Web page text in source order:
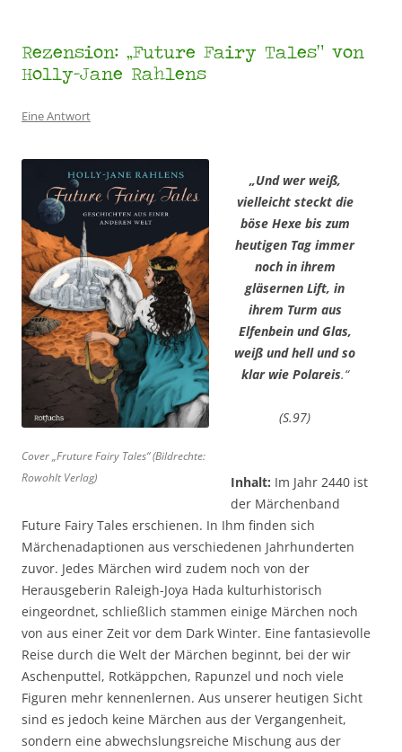
Rezension: „Future Fairy Tales“ von
Holly-Jane Rahlens
Eine Antwort
Cover „Fruture Fairy Tales“ (Bildrechte:
Rowohlt Verlag)
„Und wer weiß,
vielleicht steckt die
böse Hexe bis zum
heutigen Tag immer
noch in ihrem
gläsernen Lift, in
ihrem Turm aus
Elfenbein und Glas,
weiß und hell und so
klar wie Polareis.“
(S.97)
Inhalt: Im Jahr 2440 ist
der Märchenband
Future Fairy Tales erschienen. In Ihm finden sich
Märchenadaptionen aus verschiedenen Jahrhunderten
zuvor. Jedes Märchen wird zudem noch von der
Herausgeberin Raleigh-Joya Hada kulturhistorisch
eingeordnet, schließlich stammen einige Märchen noch
von aus einer Zeit vor dem Dark Winter. Eine fantasievolle
Reise durch die Welt der Märchen beginnt, bei der wir
Aschenputtel, Rotkäppchen, Rapunzel und noch viele
Figuren mehr kennenlernen. Aus unserer heutigen Sicht
sind es jedoch keine Märchen aus der Vergangenheit,
sondern eine abwechslungsreiche Mischung aus der